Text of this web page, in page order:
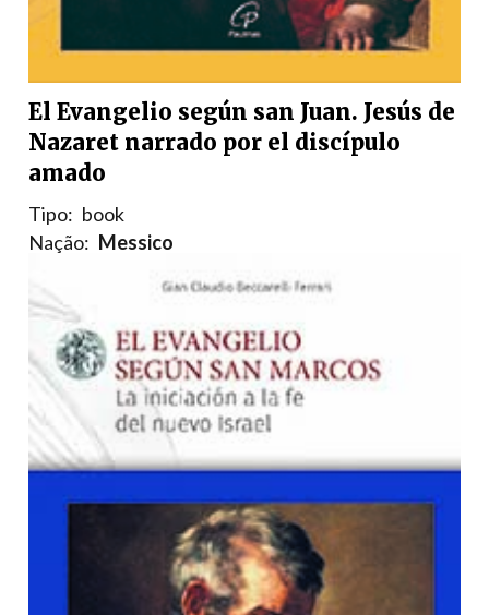
El Evangelio según san Juan. Jesús de
Nazaret narrado por el discípulo
amado
Tipo: book
Nação: Messico